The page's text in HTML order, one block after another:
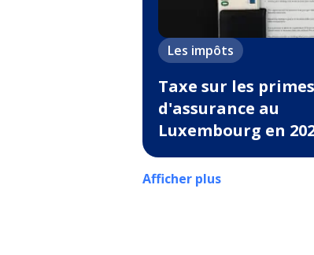
Les impôts
Taxe sur les primes
d'assurance au
Luxembourg en
Afficher plus